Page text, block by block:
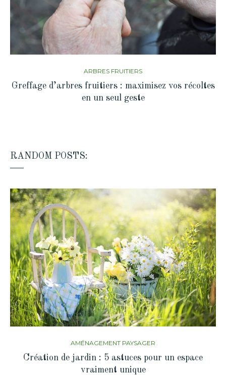
ARBRES FRUITIERS
Greffage d’arbres fruitiers : maximisez vos récoltes
en un seul geste
RANDOM POSTS:
AMÉNAGEMENT PAYSAGER
Création de jardin : 5 astuces pour un espace
vraiment unique